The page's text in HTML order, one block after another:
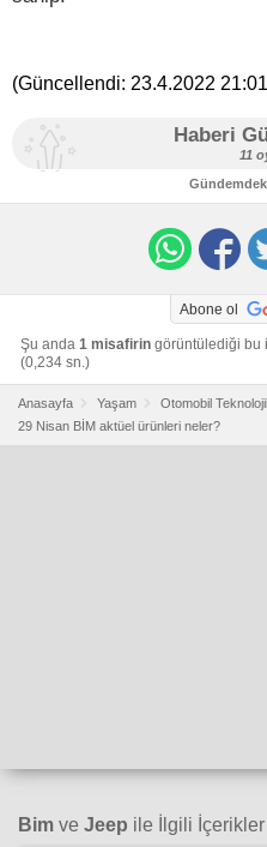
(Güncellendi: 23.4.2022 21:01
Haberi
11
Abone ol
Şu anda 1 misafirin görüntülediği bu
(0,234 sn.)
Anasayfa Yaşam
Otomobil
29 Nisan BİM aktüel ürünleri neler?
Bim ve Jeep ile İlgili İçerikler